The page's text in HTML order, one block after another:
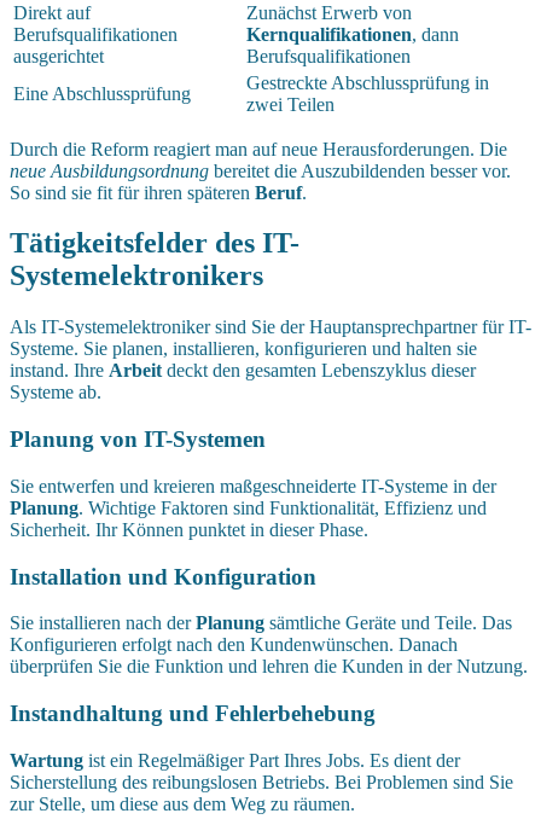
Direkt auf
Berufsqualifikationen
ausgerichtet
Zunächst Erwerb von
Kernqualifikationen, dann
Berufsqualifikationen
Eine Abschlussprüfung
Gestreckte Abschlussprüfung in
zwei Teilen
Durch die Reform reagiert man auf neue Herausforderungen. Die
neue Ausbildungsordnung bereitet die Auszubildenden besser vor.
So sind sie fit für ihren späteren Beruf.
Tätigkeitsfelder des IT-
Systemelektronikers
Als IT-Systemelektroniker sind Sie der Hauptansprechpartner für IT-
Systeme. Sie planen, installieren, konfigurieren und halten sie
instand. Ihre Arbeit deckt den gesamten Lebenszyklus dieser
Systeme ab.
Planung von IT-Systemen
Sie entwerfen und kreieren maßgeschneiderte IT-Systeme in der
Planung. Wichtige Faktoren sind Funktionalität, Effizienz und
Sicherheit. Ihr Können punktet in dieser Phase.
Installation und Konfiguration
Sie installieren nach derPlanung sämtliche Geräte und Teile. Das
Konfigurieren erfolgt nach den Kundenwünschen. Danach
überprüfen Sie die Funktion und lehren die Kunden in der Nutzung.
Instandhaltung und Fehlerbehebung
Wartung ist ein Regelmäßiger Part Ihres Jobs. Es dient der
Sicherstellung des reibungslosen Betriebs. Bei Problemen sind Sie
zur Stelle, um diese aus dem Weg zu räumen.